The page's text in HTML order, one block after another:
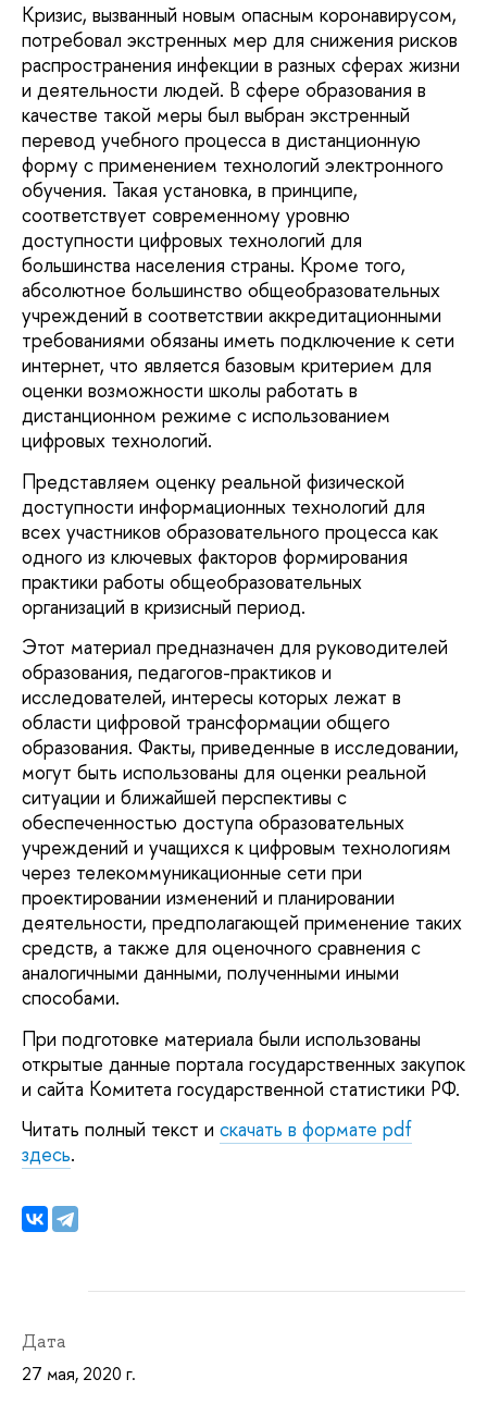
Кризис, вызванный новым опасным коронавирусом,
потребовал экстренных мер для снижения рисков
распространения инфекции в разных сферах жизни
и деятельности людей. В сфере образования в
качестве такой меры был выбран экстренный
перевод учебного процесса в дистанционную
форму с применением технологий электронного
обучения. Такая установка, в принципе,
соответствует современному уровню
доступности цифровых технологий для
большинства населения страны. Кроме того,
абсолютное большинство общеобразовательных
учреждений в соответствии аккредитационными
требованиями обязаны иметь подключение к сети
интернет, что является базовым критерием для
оценки возможности школы работать в
дистанционном режиме с использованием
цифровых технологий.
Представляем оценку реальной физической
доступности информационных технологий для
всех участников образовательного процесса как
одного из ключевых факторов формирования
практики работы общеобразовательных
организаций в кризисный период.
Этот материал предназначен для руководителей
образования, педагогов-практиков и
исследователей, интересы которых лежат в
области цифровой трансформации общего
образования. Факты, приведенные в исследовании,
могут быть использованы для оценки реальной
ситуации и ближайшей перспективы с
обеспеченностью доступа образовательных
учреждений и учащихся к цифровым технологиям
через телекоммуникационные сети при
проектировании изменений и планировании
деятельности, предполагающей применение таких
средств, а также для оценочного сравнения с
аналогичными данными, полученными иными
способами.
При подготовке материала были использованы
открытые данные портала государственных закупок
и сайта Комитета государственной статистики РФ.
Читать полный текст и скачать в формате pdf
здесь.
Дата
27 мая, 2020 г.